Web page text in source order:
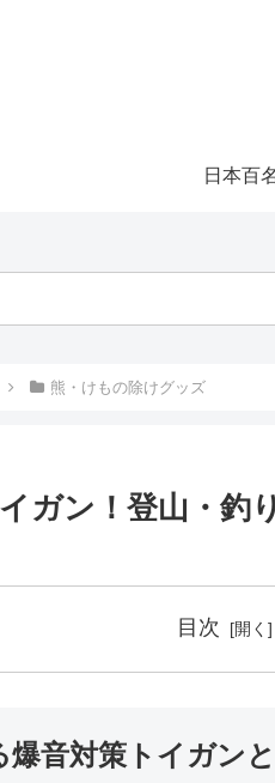
日本百
熊・けもの除けグッズ
ガン！登山・釣
目次
爆音対策トイガン